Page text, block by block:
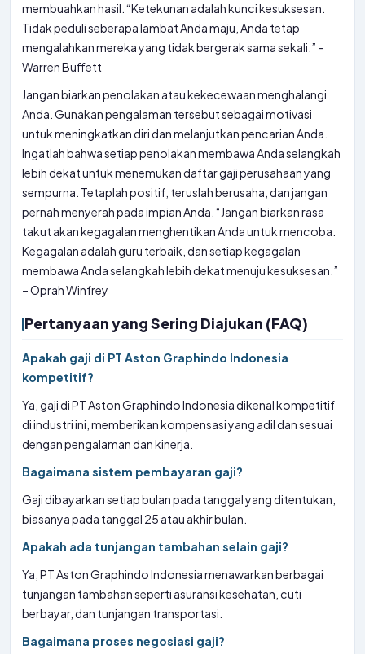
membuahkan hasil. “Ketekunan adalah kunci kesuksesan.
Tidak peduli seberapa lambat Anda maju, Anda tetap
mengalahkan mereka yang tidak bergerak sama sekali.” –
Warren Buffett
Jangan biarkan penolakan atau kekecewaan menghalangi
Anda. Gunakan pengalaman tersebut sebagai motivasi
untuk meningkatkan diri dan melanjutkan pencarian Anda.
Ingatlah bahwa setiap penolakan membawa Anda selangkah
lebih dekat untuk menemukan daftar gaji perusahaan yang
sempurna. Tetaplah positif, teruslah berusaha, dan jangan
pernah menyerah pada impian Anda. “Jangan biarkan rasa
takut akan kegagalan menghentikan Anda untuk mencoba.
Kegagalan adalah guru terbaik, dan setiap kegagalan
membawa Anda selangkah lebih dekat menuju kesuksesan.”
– Oprah Winfrey
Pertanyaan yang Sering Diajukan (FAQ)
Apakah gaji di PT Aston Graphindo Indonesia
kompetitif?
Ya, gaji di PT Aston Graphindo Indonesia dikenal kompetitif
di industri ini, memberikan kompensasi yang adil dan sesuai
dengan pengalaman dan kinerja.
Bagaimana sistem pembayaran gaji?
Gaji dibayarkan setiap bulan pada tanggal yang ditentukan,
biasanya pada tanggal 25 atau akhir bulan.
Apakah ada tunjangan tambahan selain gaji?
Ya, PT Aston Graphindo Indonesia menawarkan berbagai
tunjangan tambahan seperti asuransi kesehatan, cuti
berbayar, dan tunjangan transportasi.
Bagaimana proses negosiasi gaji?